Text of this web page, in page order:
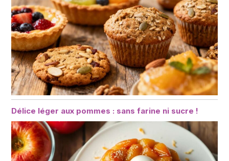
Délice léger aux pommes : sans farine ni sucre !